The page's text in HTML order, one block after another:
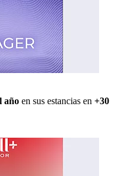
año en sus estancias en +30